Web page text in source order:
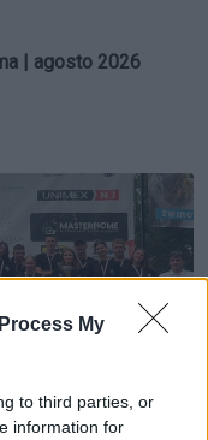
My
to third parties, or
information for
| agosto 2026
no Junior